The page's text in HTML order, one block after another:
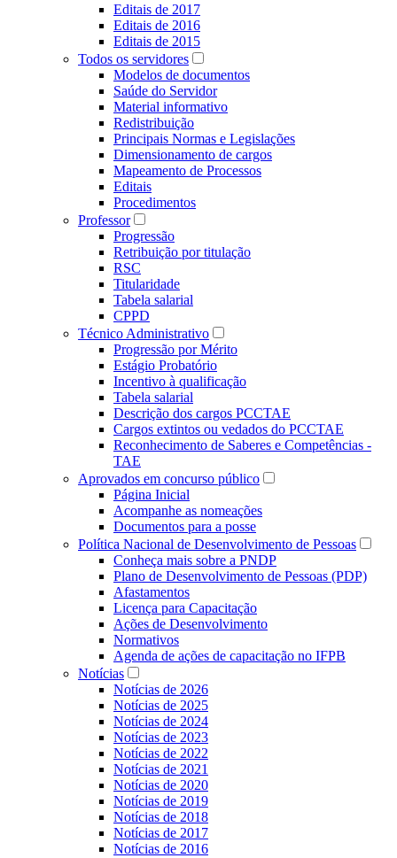
Editais de 2017
Editais de 2016
Editais de 2015
Todos os servidores
Modelos de documentos
Saúde do Servidor
Material informativo
Redistribuição
Principais Normas e Legislações
Dimensionamento de cargos
Mapeamento de Processos
Editais
Procedimentos
Professor
Progressão
Retribuição por titulação
RSC
Titularidade
Tabela salarial
CPPD
Técnico Administrativo
Progressão por Mérito
Estágio Probatório
Incentivo à qualificação
Tabela salarial
Descrição dos cargos PCCTAE
Cargos extintos ou vedados do PCCTAE
Reconhecimento de Saberes e Competências -
TAE
Aprovados em concurso público
Página Inicial
Acompanhe as nomeações
Documentos para a posse
Política Nacional de Desenvolvimento de Pessoas
Conheça mais sobre a PNDP
Plano de Desenvolvimento de Pessoas (PDP)
Afastamentos
Licença para Capacitação
Ações de Desenvolvimento
Normativos
Agenda de ações de capacitação no IFPB
Notícias
Notícias de 2026
Notícias de 2025
Notícias de 2024
Notícias de 2023
Notícias de 2022
Notícias de 2021
Notícias de 2020
Notícias de 2019
Notícias de 2018
Notícias de 2017
Notícias de 2016